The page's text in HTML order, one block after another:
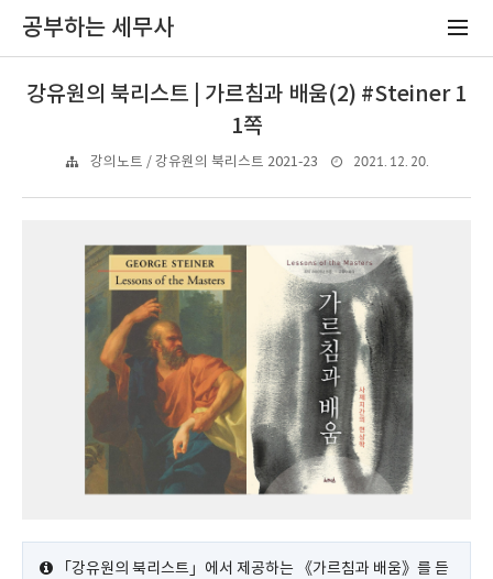
공부하는 세무사
강유원의 북리스트 | 가르침과 배움(2) #Steiner 1
1쪽
강의노트 / 강유원의 북리스트 2021-23 2021. 12. 20.
「강유원의 북리스트」에서 제공하는 《가르침과 배움》를 듣